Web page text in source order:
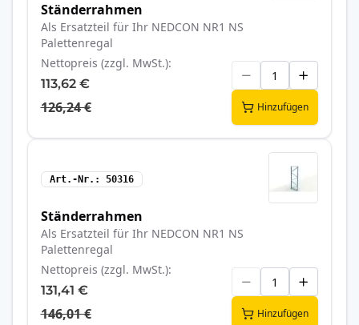
Ständerrahmen
Als Ersatzteil für Ihr NEDCON NR1 NS
Palettenregal
Nettopreis (zzgl. MwSt.)
113,62 €
126,24 € Hinzufügen
Art.-Nr. 50316
Ständerrahmen
Als Ersatzteil für Ihr NEDCON NR1 NS
Palettenregal
Nettopreis (zzgl. MwSt.)
131,41 €
146,01 € Hinzufügen